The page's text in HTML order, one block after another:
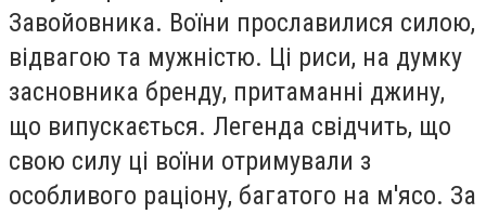
Завойовника. Воїни прославилися силою,
відвагою та мужністю. Ці риси, на думку
засновника бренду, притаманні джину,
що випускається. Легенда свідчить, що
свою силу ці воїни отримували з
особливого раціону, багатого на м'ясо. За